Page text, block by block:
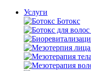
Услуги
Ботокс